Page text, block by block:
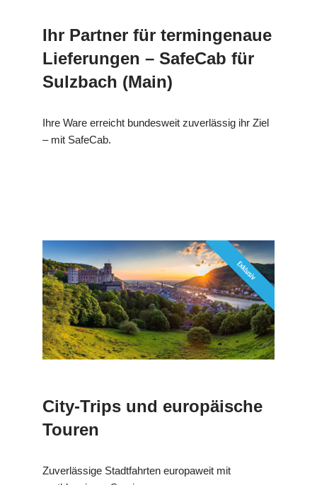
Ihr Partner für termingenaue
Lieferungen – SafeCab für
Sulzbach (Main)
Ihre Ware erreicht bundesweit zuverlässig ihr Ziel
– mit SafeCab.
City-Trips und europäische
Touren
Zuverlässige Stadtfahrten europaweit mit